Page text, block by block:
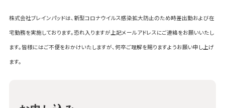
株式会社ブレインパッドは、新型コロナウイルス感染拡大防止のため時差出勤および在
宅勤務を実施しております。恐れ入りますが上記メールアドレスにご連絡をお願いいたし
ます。皆様にはご不便をおかけいたしますが、何卒ご理解を賜りますようお願い申し上げ
ます。